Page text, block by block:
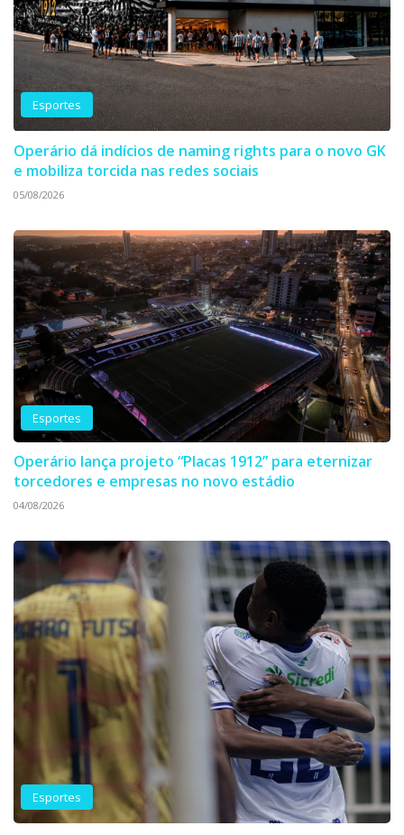
Esportes
Operário dá indícios de naming rights para o novo GK
e mobiliza torcida nas redes sociais
05/08/2026
Esportes
Operário lança projeto “Placas 1912” para eternizar
torcedores e empresas no novo estádio
04/08/2026
Esportes